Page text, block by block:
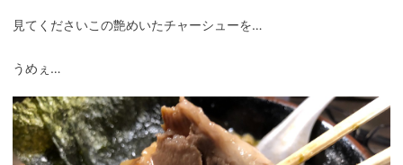
見てくださいこの艶めいたチャーシューを…
うめぇ…